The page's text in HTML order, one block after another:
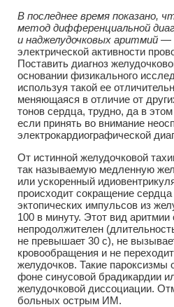
В последнее время показано,
метод дифференциальной
и наджелудочковых аритмий —
электрической активности
Поставить диагноз
основании физикального
используя такой ее
меняющаяся в отличие от
тонов сердца, трудно, да в
если принять во внимание
электрокардиографической
От истинной желудочковой
так называемую медленную
или ускоренный
происходит сокращение
эктопических импульсов из
100 в минуту. Этот вид
непродолжителен
не превышает 30 с), не
кровообращения и не
желудочков. Такие пароксизмы
фоне синусовой брадикардии
желудочковой диссоциации.
больных острым ИМ.